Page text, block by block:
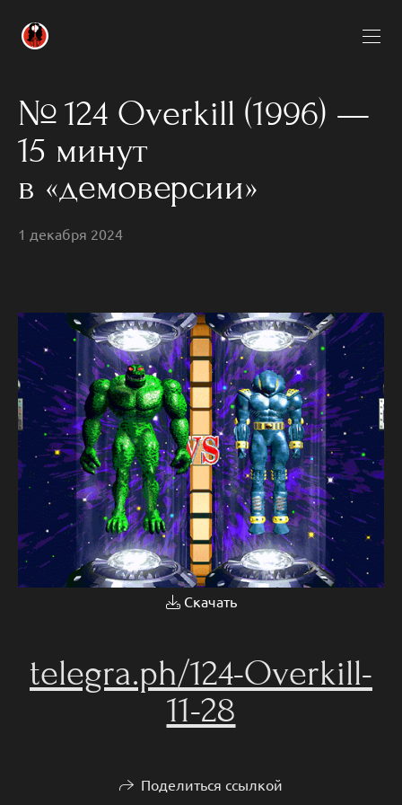
№ 124 Overkill (1996) —
15 минут
в «демоверсии»
1 декабря 2024
Скачать
telegra.ph/124-Overkill-
11-28
Поделиться ссылкой